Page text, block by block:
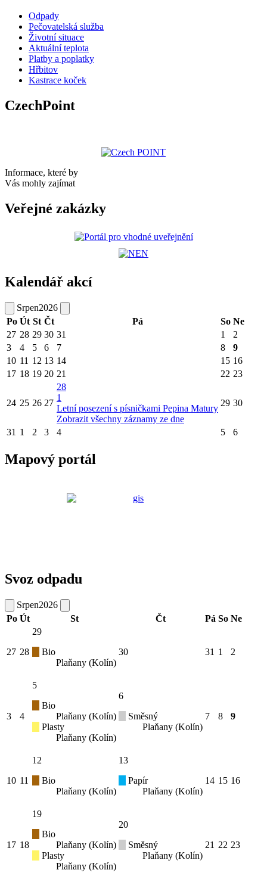
Odpady
Pečovatelská služba
Životní situace
Aktuální teplota
Platby a poplatky
Hřbitov
Kastrace koček
CzechPoint
Informace, které by
Vás mohly zajímat
Veřejné zakázky
Kalendář akcí
Srpen2026
Po Út St Čt Pá So Ne
27 28 29 30 31 1
2
3
4 5 6 7 8
9
10 11 12 13 14 15 16
17 18 19 20 21 22 23
24 25 26 27
28
1
Letní posezení s písničkami Pepina Matury
Zobrazit všechny záznamy ze dne
29 30
31 1 2 3 4 5 6
Mapový portál
Svoz odpadu
Srpen2026
Po Út St Čt Pá So Ne
27 28
29
Bio
Plaňany (Kolín)
30 31 1 2
3 4
5
Bio
Plaňany (Kolín)
Plasty
Plaňany (Kolín)
6
Směsný
Plaňany (Kolín)
7 8 9
10 11
12
Bio
Plaňany (Kolín)
13
Papír
Plaňany (Kolín)
14 15 16
17 18
19
Bio
Plaňany (Kolín)
Plasty
Plaňany (Kolín)
20
Směsný
Plaňany (Kolín)
21 22 23